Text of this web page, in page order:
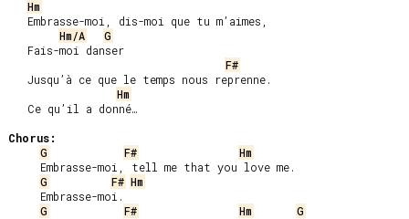
Hm
Hm/A
G
F#
Hm
Chorus:
G
F#
Hm
G
F# Hm
G
F# Hm
G